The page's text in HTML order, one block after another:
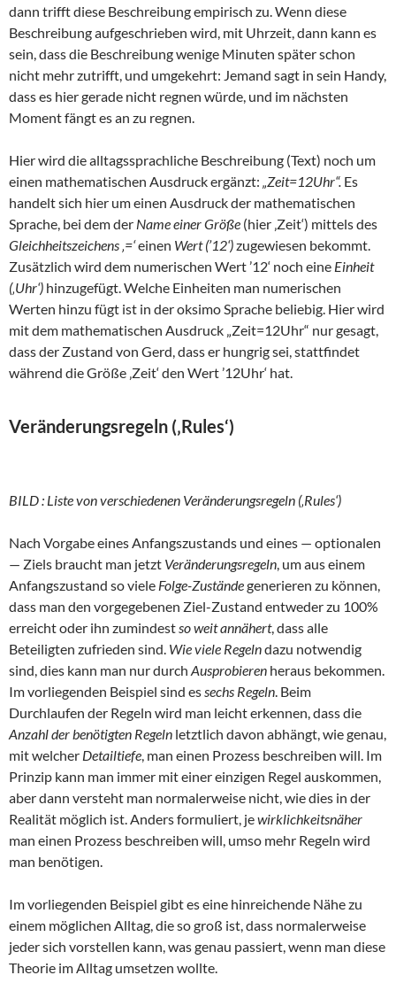
dann trifft diese Beschreibung empirisch zu. Wenn diese
Beschreibung aufgeschrieben wird, mit Uhrzeit, dann kann es
sein, dass die Beschreibung wenige Minuten später schon
nicht mehr zutrifft, und umgekehrt: Jemand sagt in sein Handy,
dass es hier gerade nicht regnen würde, und im nächsten
Moment fängt es an zu regnen.
Hier wird die alltagssprachliche Beschreibung (Text) noch um
einen mathematischen Ausdruck ergänzt: „Zeit=12Uhr“. Es
handelt sich hier um einen Ausdruck der mathematischen
Sprache, bei dem der Name einer Größe (hier ‚Zeit‘) mittels des
Gleichheitszeichens ‚=‘einen Wert (’12‘)zugewiesen bekommt.
Zusätzlich wird dem numerischen Wert ’12‘ noch eine Einheit
(‚Uhr‘) hinzugefügt. Welche Einheiten man numerischen
Werten hinzu fügt ist in der oksimo Sprache beliebig. Hier wird
mit dem mathematischen Ausdruck „Zeit=12Uhr“ nur gesagt,
dass der Zustand von Gerd, dass er hungrig sei, stattfindet
während die Größe ‚Zeit‘ den Wert ’12Uhr‘ hat.
Veränderungsregeln (‚Rules‘)
BILD : Liste von verschiedenen Veränderungsregeln (‚Rules‘)
Nach Vorgabe eines Anfangszustands und eines — optionalen
— Ziels braucht man jetzt Veränderungsregeln, um aus einem
Anfangszustand so viele Folge-Zuständegenerieren zu können,
dass man den vorgegebenen Ziel-Zustand entweder zu 100%
erreicht oder ihn zumindestso weit annähert, dass alle
Beteiligten zufrieden sind. Wie viele Regelndazu notwendig
sind, dies kann man nur durch Ausprobieren heraus bekommen.
Im vorliegenden Beispiel sind essechs Regeln. Beim
Durchlaufen der Regeln wird man leicht erkennen, dass die
Anzahl der benötigten Regeln letztlich davon abhängt, wie genau,
mit welcher Detailtiefe, man einen Prozess beschreiben will. Im
Prinzip kann man immer mit einer einzigen Regel auskommen,
aber dann versteht man normalerweise nicht, wie dies in der
Realität möglich ist. Anders formuliert, jewirklichkeitsnäher
man einen Prozess beschreiben will, umso mehr Regeln wird
man benötigen.
Im vorliegenden Beispiel gibt es eine hinreichende Nähe zu
einem möglichen Alltag, die so groß ist, dass normalerweise
jeder sich vorstellen kann, was genau passiert, wenn man diese
Theorie im Alltag umsetzen wollte.